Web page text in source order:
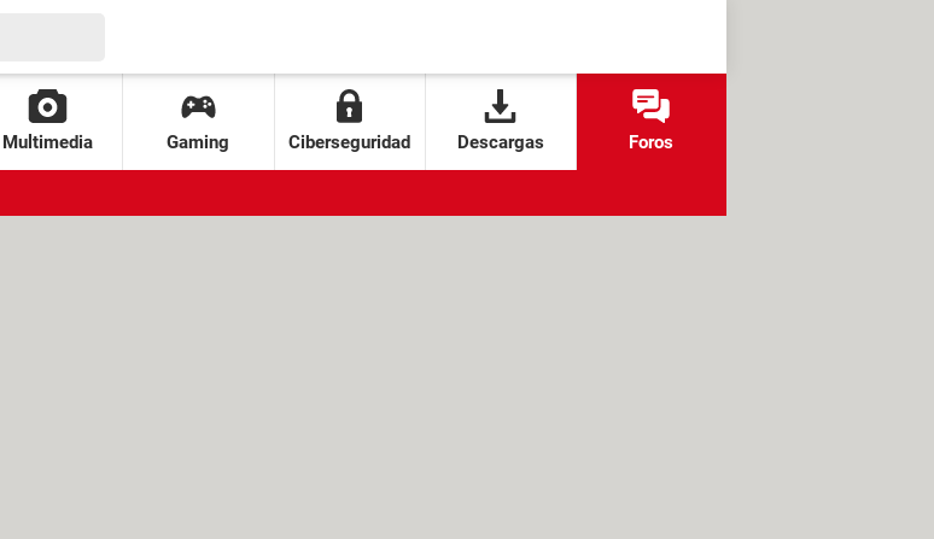
Multimedia Gaming Ciberseguridad Descargas Foros